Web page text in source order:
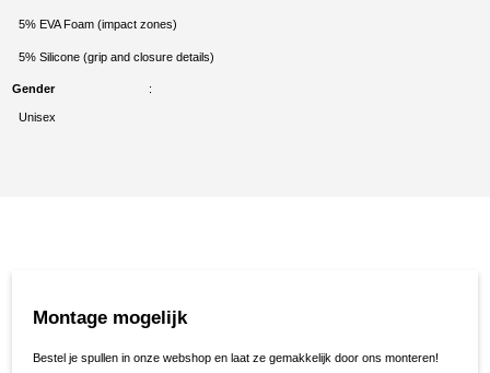
5% EVA Foam (impact zones)
5% Silicone (grip and closure details)
Gender
Unisex
Montage mogelijk
Bestel je spullen in onze webshop en laat ze gemakkelijk door ons monteren!